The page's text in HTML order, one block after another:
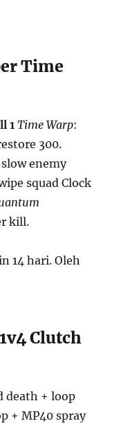
Time
1 Time Warp:
300.
slow enemy
squad Clock
kill.
14 hari. Oleh
Clutch
death + loop
+ MP40 spray